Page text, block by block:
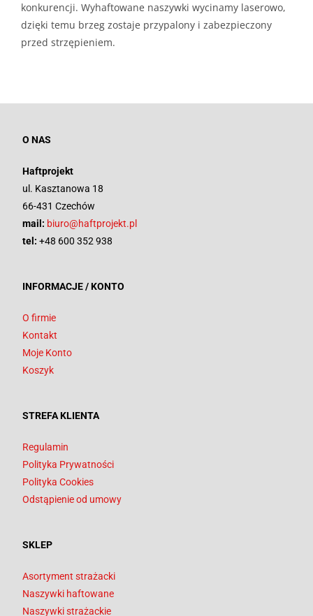
konkurencji. Wyhaftowane naszywki wycinamy laserowo,
dzięki temu brzeg zostaje przypalony i zabezpieczony
przed strzępieniem.
O NAS
Haftprojekt
ul. Kasztanowa 18
66-431 Czechów
mail: biuro@haftprojekt.pl
tel: +48 600 352 938
INFORMACJE / KONTO
O firmie
Kontakt
Moje Konto
Koszyk
STREFA KLIENTA
Regulamin
Polityka Prywatności
Polityka Cookies
Odstąpienie od umowy
SKLEP
Asortyment strażacki
Naszywki haftowane
Naszywki strażackie